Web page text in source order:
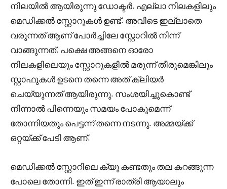
നിലയിൽ ആയിരുന്നു ഡോക്ടർ. എല്ലാ നിലകളിലും
മെഡിക്കൽ സ്റ്റോറുകൾ ഉണ്ട്‌. അവിടെ ഇല്ലാതെ
വരുന്നത് ആണ് പോർച്ചിലേ സ്റ്റോറിൽ നിന്ന്
വാങ്ങുന്നത്. പക്ഷെ അങ്ങനെ ഓരോ
നിലകളിലെയും സ്റ്റോറുകളിൽ മരുന്ന് തീരുമെങ്കിലും
സ്റ്റാഫുകൾ ഉടനെ തന്നെ അത് ക്ലിയർ
ചെയ്യുന്നത് ആയിരുന്നു. സംശയിച്ചുകൊണ്ട്
നിന്നാൽ പിന്നെയും സമയം പോകുമെന്ന്
തോന്നിയതും പെട്ടന്ന് തന്നെ നടന്നു. അമ്മയ്ക്ക്
ഒറ്റയ്ക്ക് പേടി ആണ്.
മെഡിക്കൽ സ്റ്റോറിലെ ക്യു കണ്ടതും തല കറങ്ങുന്ന
പോലെ തോന്നി. ഇത് ഇന്ന് രാത്രി ആയാലും